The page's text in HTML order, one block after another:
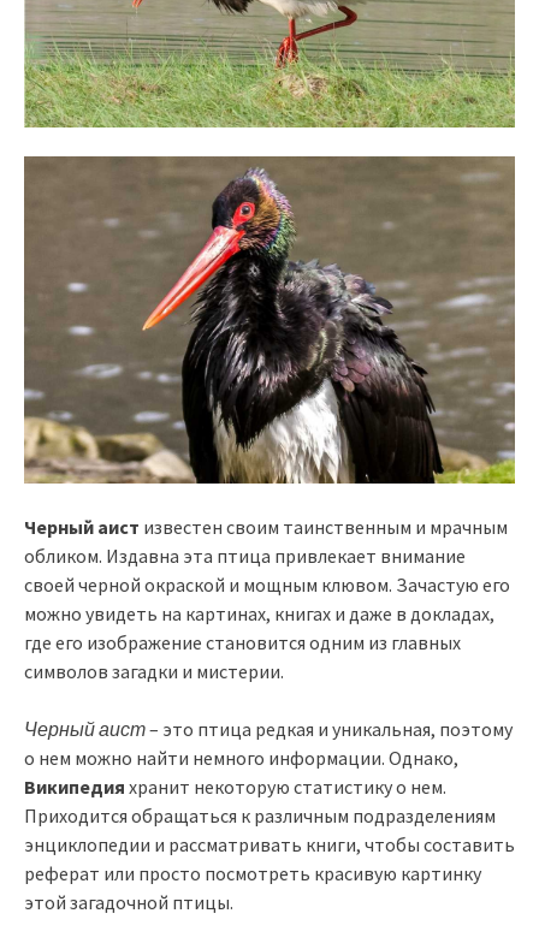
Черный аист известен своим таинственным и мрачным
обликом. Издавна эта птица привлекает внимание
своей черной окраской и мощным клювом. Зачастую его
можно увидеть на картинах, книгах и даже в докладах,
где его изображение становится одним из главных
символов загадки и мистерии.
Черный аист– это птица редкая и уникальная, поэтому
о нем можно найти немного информации. Однако,
Википедия хранит некоторую статистику о нем.
Приходится обращаться к различным подразделениям
энциклопедии и рассматривать книги, чтобы составить
реферат или просто посмотреть красивую картинку
этой загадочной птицы.